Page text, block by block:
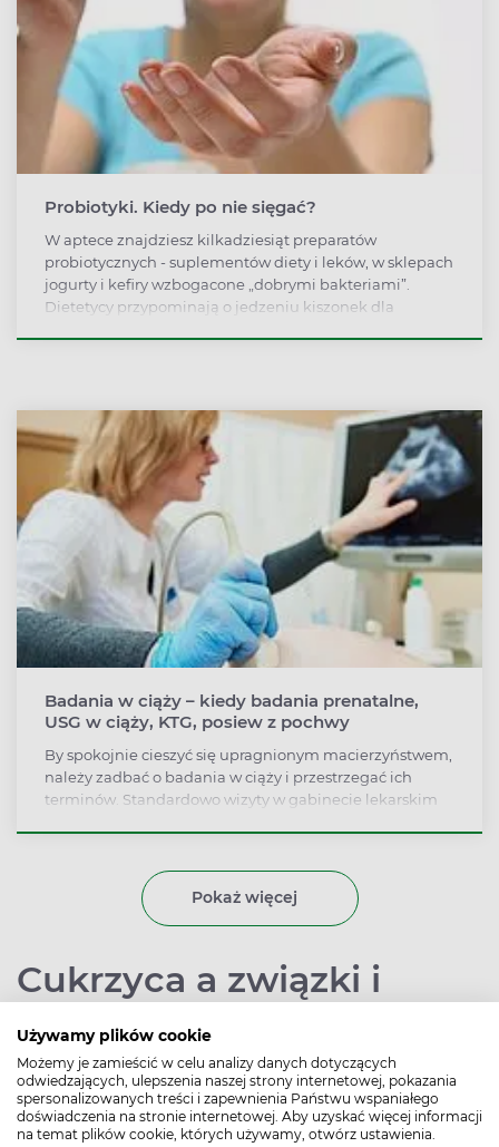
Używamy plików cookie
Możemy je zamieścić w celu analizy danych dotyczących
odwiedzających, ulepszenia naszej strony internetowej, pokazania
spersonalizowanych treści i zapewnienia Państwu wspaniałego
doświadczenia na stronie internetowej. Aby uzyskać więcej informacji
na temat plików cookie, których używamy, otwórz ustawienia.
Probiotyki. Kiedy po nie sięgać?
W aptece znajdziesz kilkadziesiąt preparatów
probiotycznych - suplementów diety i leków, w sklepach
jogurty i kefiry wzbogacone „dobrymi bakteriami”.
Dietetycy przypominają o jedzeniu kiszonek dla
Badania w ciąży – kiedy badania prenatalne,
USG w ciąży, KTG, posiew z pochwy
By spokojnie cieszyć się upragnionym macierzyństwem,
należy zadbać o badania w ciąży i przestrzegać ich
terminów. Standardowo wizyty w gabinecie lekarskim
dane badania.
Pokaż więcej
Cukrzyca a związki i
życie intymne
Autor:Psycholog, edukator
diabetologiczny Katarzyna
Gajewska
Data publikacji:
24.11.2017